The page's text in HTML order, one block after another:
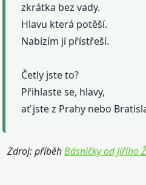
zkrátka bez vady.
Hlavu která potěší.
Nabízím jí přístřeší.
Četly jste to?
Přihlaste se, hlavy,
ať jste z Prahy nebo
Zdroj: příběhBásničky od Jiřího